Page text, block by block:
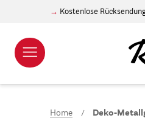
Kostenlose
Home Deko-